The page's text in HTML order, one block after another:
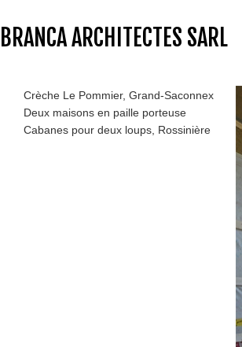
ARCHITECTES SARL
Crèche Le Pommier, Grand-Saconnex
Deux maisons en paille porteuse
Cabanes pour deux loups, Rossinière